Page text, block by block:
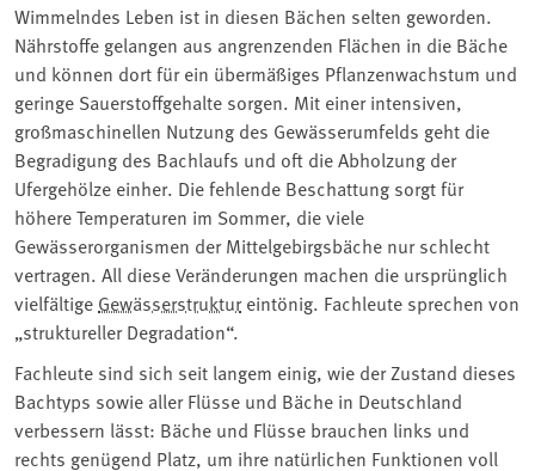
Wimmelndes Leben ist in diesen Bächen selten geworden.
Nährstoffe gelangen aus angrenzenden Flächen in die Bäche
und können dort für ein übermäßiges Pflanzenwachstum und
geringe Sauerstoffgehalte sorgen. Mit einer intensiven,
großmaschinellen Nutzung des Gewässerumfelds geht die
Begradigung des Bachlaufs und oft die Abholzung der
Ufergehölze einher. Die fehlende Beschattung sorgt für
höhere Temperaturen im Sommer, die viele
Gewässerorganismen der Mittelgebirgsbäche nur schlecht
vertragen. All diese Veränderungen machen die ursprünglich
vielfältige Gewässerstruktureintönig. Fachleute sprechen von
„struktureller Degradation“.
Fachleute sind sich seit langem einig, wie der Zustand dieses
Bachtyps sowie aller Flüsse und Bäche in Deutschland
verbessern lässt: Bäche und Flüsse brauchen links und
rechts genügend Platz, um ihre natürlichen Funktionen voll